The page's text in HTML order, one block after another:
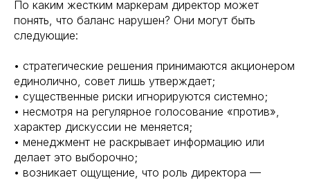
По каким жестким маркерам директор может
понять, что баланс нарушен? Они могут быть
следующие:
• стратегические решения принимаются акционером
единолично, совет лишь утверждает;
• существенные риски игнорируются системно;
• несмотря на регулярное голосование «против»,
характер дискуссии не меняется;
• менеджмент не раскрывает информацию или
делает это выборочно;
• возникает ощущение, что роль директора —